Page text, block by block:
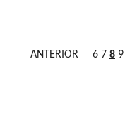
ANTERIOR 6 7 8 9